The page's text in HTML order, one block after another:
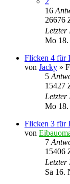
16
26676
Letzter
Mo 18.
Flicken 4 für
von Jacky »
5
15427
Letzter
Mo 18.
Flicken 3 für
von
7
15406
Letzter
Sa 16.